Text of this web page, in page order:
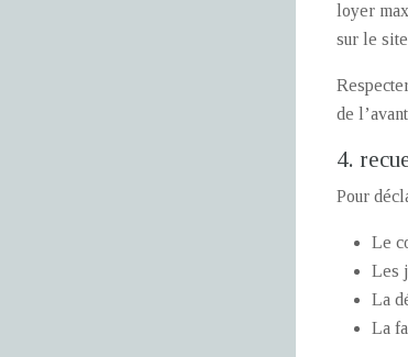
loyer
sur le
de
4.
Pour
Le
Les
La
La